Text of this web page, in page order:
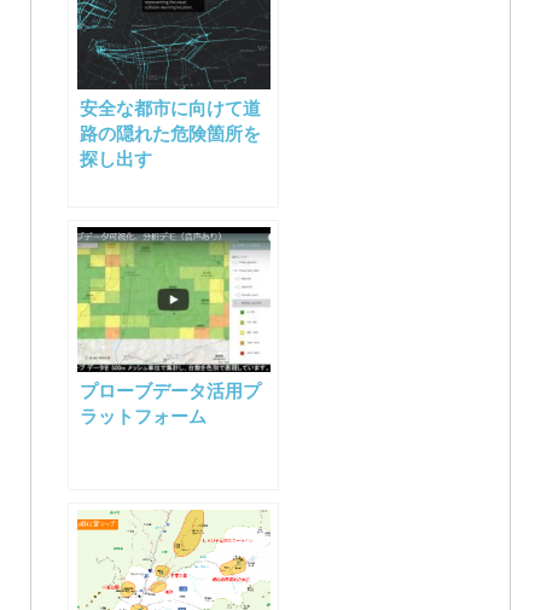
安全な都市に向けて道
路の隠れた危険箇所を
探し出す
プローブデータ活用プ
ラットフォーム